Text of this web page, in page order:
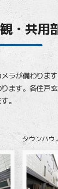
・共用
ラが備わりま
ます。各住戸
。
タウンハウ